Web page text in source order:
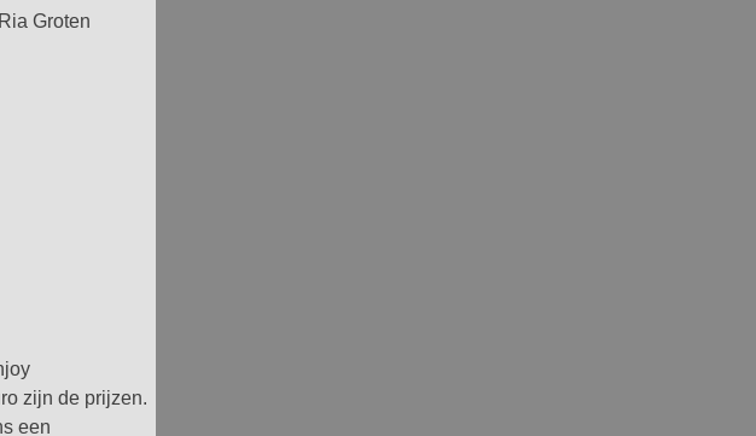
Groten
zijn de prijzen.
een